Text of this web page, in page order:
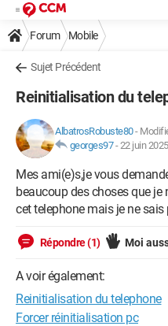
Forum Mobile
Sujet Précédent
Reinitialisation du
AlbatrosRobuste80-
georges97-22 juin
Mes ami(e)s,je vous
beaucoup des choses que je
cet telephone mais je ne
Répondre (1) Moi
A voir également:
Reinitialisation du telephone
Forcer réinitialisation pc